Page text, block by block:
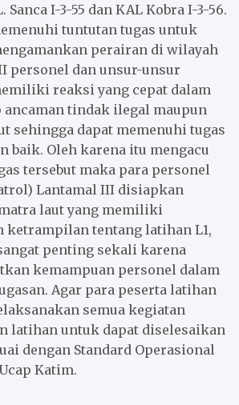
Sanca I-3-55 dan KAL Kobra I-3-56.
tuntutan tugas untuk
perairan di wilayah
personel dan unsur-unsur
reaksi yang cepat dalam
ancaman tindak ilegal maupun
sehingga dapat memenuhi tugas
baik. Oleh karena itu mengacu
tersebut maka para personel
Lantamal III disiapkan
laut yang memiliki
ketrampilan tentang latihan L1,
penting sekali karena
kemampuan personel dalam
Agar para peserta latihan
semua kegiatan
latihan untuk dapat diselesaikan
dengan Standard Operasional
Katim.